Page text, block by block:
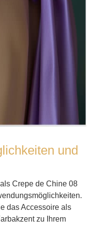
und
Crepe de Chine 08
das Accessoire als
zu Ihrem